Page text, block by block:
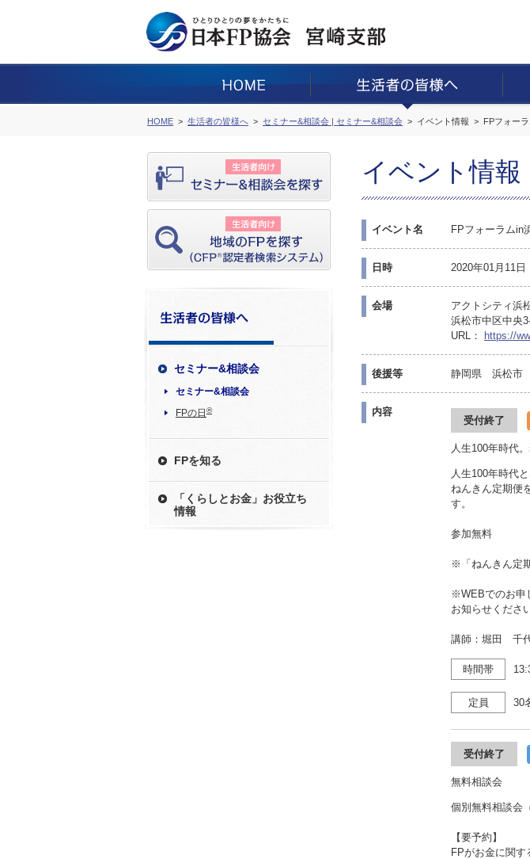
HOME 生活者の皆様へ セミナー&相談会 | セミナー&相談会 イベント情報 FPフォー
セミナー&相談会
セミナー&相談会
FPの日 ®
FPを知る
「くらしとお金」お役立ち
情報
イベント情報
イベント名 FPフォーラムin
日時 2020年01月11日
会場
アクトシティ
浜松市中区中央
URL：
https://
後援等 静岡県 浜松市
内容
受付終了
人生100年時代
人生100年時代
ねんきん定期便
す。
参加無料
※「ねんきん定
※WEBでのお申
お知らせください
講師：堀田 千
時間帯
定員 30
受付終了
無料相談会
個別無料相談会
【要予約】
FPがお金に関す